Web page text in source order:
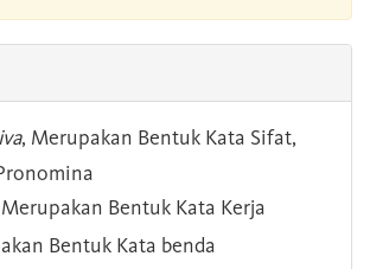
, Merupakan Bentuk Kata Sifat,
Bentuk Kata Kerja
Bentuk Kata benda